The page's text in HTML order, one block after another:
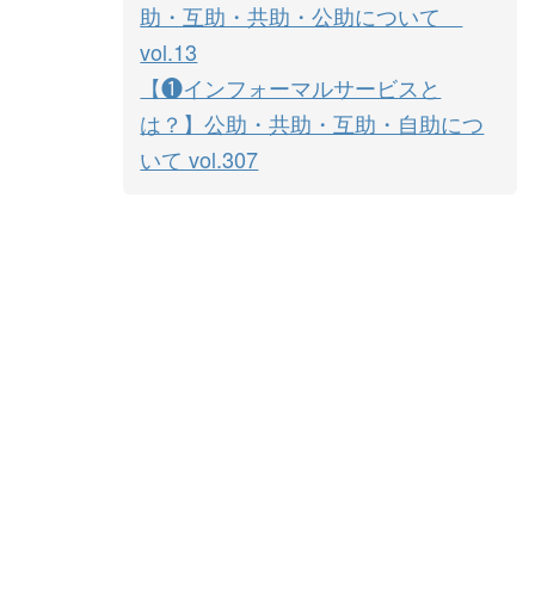
助・互助・共助・公助について
vol.13
【❶インフォーマルサービスと
は？】公助・共助・互助・自助につ
いて vol.307